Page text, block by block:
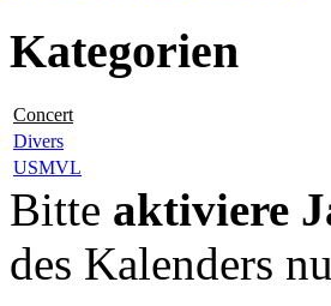
Kategorien
Concert
Divers
USMVL
Bitte aktiviere
des Kalenders